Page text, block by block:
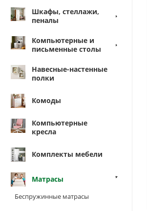
Шкафы, стеллажи,
пеналы
Компьютерные и
письменные столы
Навесные-настенные
полки
Комоды
Компьютерные
кресла
Комплекты мебели
Матрасы
Беспружинные матрасы